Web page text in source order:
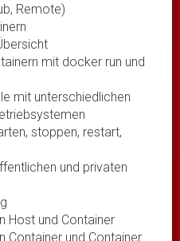
Remote)
mit docker run und
mit unterschiedlichen
stoppen, restart,
und privaten
Host und Container
Container und Container